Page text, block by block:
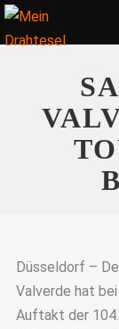
Suche
Düsseldorf –
Valverde hat
Auftakt der 104.